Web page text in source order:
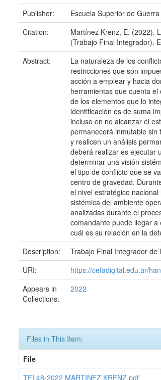
Publisher:
Escuela Superior de
Citation:
Martínez Krenz, E. (2022).
(Trabajo Final Integrador).
Abstract:
La naturaleza de los
restricciones que son
acción a emplear y hacia
herramientas que cuenta
de los elementos que lo
identificación es de suma
incluso en no alcanzar el
permanecerá inmutable sin
y realicen un análisis
deberá realizar es ejecutar
determinar una visión
el tipo de conflicto que se
centro de gravedad.
el nivel estratégico
sistémica del ambiente
analizadas durante el
comandante puede llegar
cuál es su relación en la
Description:
Trabajo Final Integrador de
URI:
https://cefadigital.edu.ar/
Appears in
Collections:
2022
Files in This Item:
File
TFI 48-2022 MARTINEZ KRENZ.pdf